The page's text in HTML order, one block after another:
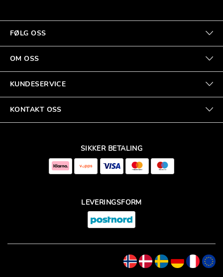
FØLG OSS
OM OSS
KUNDESERVICE
KONTAKT OSS
SIKKER BETALING
LEVERINGSFORM